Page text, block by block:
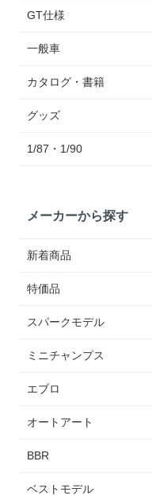
GT仕様
一般車
カタログ・書籍
グッズ
1/87・1/90
メーカーから探す
新着商品
特価品
スパークモデル
ミニチャンプス
エブロ
オートアート
BBR
ベストモデル